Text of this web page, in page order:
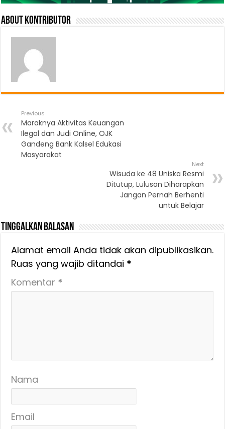
About Kontributor
Previous
Maraknya Aktivitas Keuangan
Ilegal dan Judi Online, OJK
Gandeng Bank Kalsel Edukasi
Masyarakat
Next
Wisuda ke 48 Uniska Resmi
Ditutup, Lulusan Diharapkan
Jangan Pernah Berhenti
untuk Belajar
Tinggalkan Balasan
Alamat email Anda tidak akan dipublikasikan.
Ruas yang wajib ditandai *
Komentar *
Nama
Email